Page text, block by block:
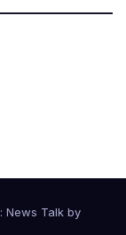
News Talk by